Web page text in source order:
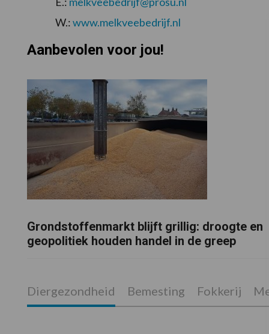
W.:www.melkveebedrijf.nl
Aanbevolen voor jou!
Grondstoffenmarkt blijft grillig: droogte en
geopolitiek houden handel in de greep
Diergezondheid Bemesting Fokkerij